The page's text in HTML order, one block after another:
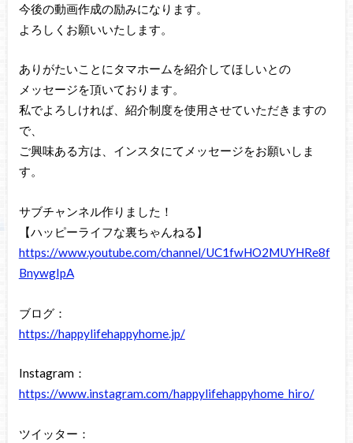
今後の動画作成の励みになります。
よろしくお願いいたします。
ありがたいことにタマホームを紹介してほしいとの
メッセージを頂いております。
私でよろしければ、紹介制度を使用させていただきますの
で、
ご興味ある方は、インスタにてメッセージをお願いしま
す。
サブチャンネル作りました！
【ハッピーライフな裏ちゃんねる】
https://www.youtube.com/channel/UC1fwHO2MUYHRe8f
BnywgIpA
ブログ：
https://happylifehappyhome.jp/
Instagram：
https://www.instagram.com/happylifehappyhome_hiro/
ツイッター：